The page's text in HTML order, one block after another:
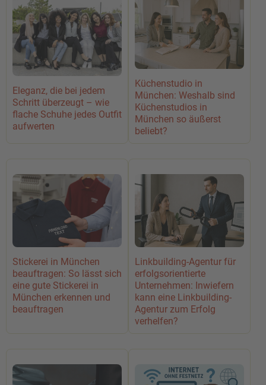
Eleganz, die bei jedem
Schritt überzeugt – wie
flache Schuhe jedes Outfit
aufwerten
Küchenstudio in
München: Weshalb sind
Küchenstudios in
München so äußerst
beliebt?
Stickerei in München
beauftragen: So lässt sich
eine gute Stickerei in
München erkennen und
beauftragen
Linkbuilding-Agentur für
erfolgsorientierte
Unternehmen: Inwiefern
kann eine Linkbuilding-
Agentur zum Erfolg
verhelfen?